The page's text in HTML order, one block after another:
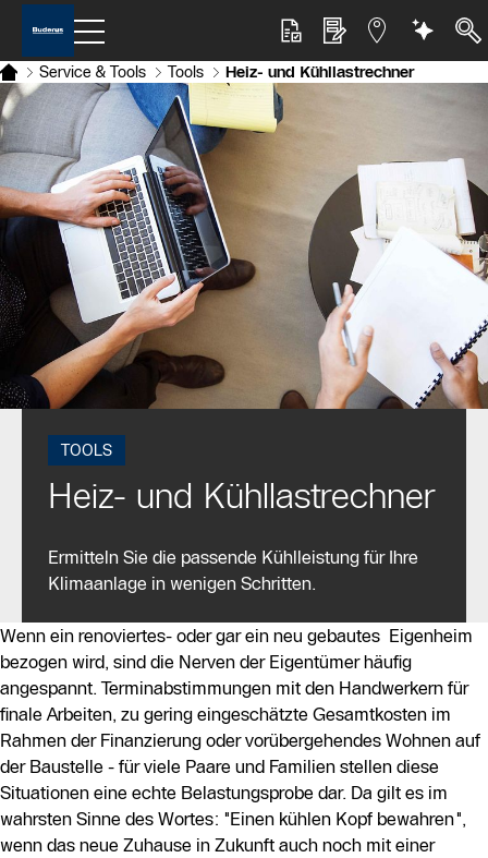
Service & Tools Tools Heiz- und Kühllastrechner
TOOLS
Heiz- und Kühllastrechner
Ermitteln Sie die passende Kühlleistung für Ihre
Klimaanlage in wenigen Schritten.
Wenn ein renoviertes- oder gar ein neu gebautes Eigenheim
bezogen wird, sind die Nerven der Eigentümer häufig
angespannt. Terminabstimmungen mit den Handwerkern für
finale Arbeiten, zu gering eingeschätzte Gesamtkosten im
Rahmen der Finanzierung oder vorübergehendes Wohnen auf
der Baustelle - für viele Paare und Familien stellen diese
Situationen eine echte Belastungsprobe dar. Da gilt es im
wahrsten Sinne des Wortes: "Einen kühlen Kopf bewahren",
wenn das neue Zuhause in Zukunft auch noch mit einer